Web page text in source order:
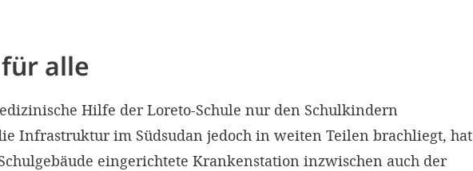
alle
Hilfe der Loreto-Schule nur den Schulkindern
Infrastruktur im Südsudan jedoch in weiten Teilen brachliegt, hat
eingerichtete Krankenstation inzwischen auch der